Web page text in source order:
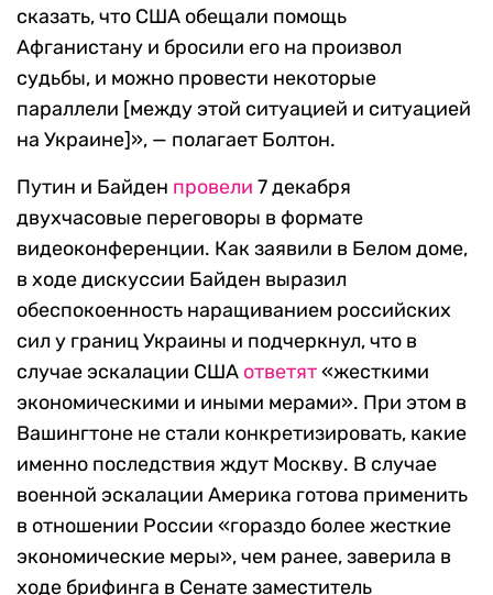
сказать, что США обещали помощь
Афганистану и бросили его на произвол
судьбы, и можно провести некоторые
параллели [между этой ситуацией и ситуацией
на Украине]», — полагает Болтон.
Путин и Байден провели 7 декабря
двухчасовые переговоры в формате
видеоконференции. Как заявили в Белом доме,
в ходе дискуссии Байден выразил
обеспокоенность наращиванием российских
сил у границ Украины и подчеркнул, что в
случае эскалации США ответят«жесткими
экономическими и иными мерами». При этом в
Вашингтоне не стали конкретизировать, какие
именно последствия ждут Москву. В случае
военной эскалации Америка готова применить
в отношении России «гораздо более жесткие
экономические меры», чем ранее, заверила в
ходе брифинга в Сенате заместитель